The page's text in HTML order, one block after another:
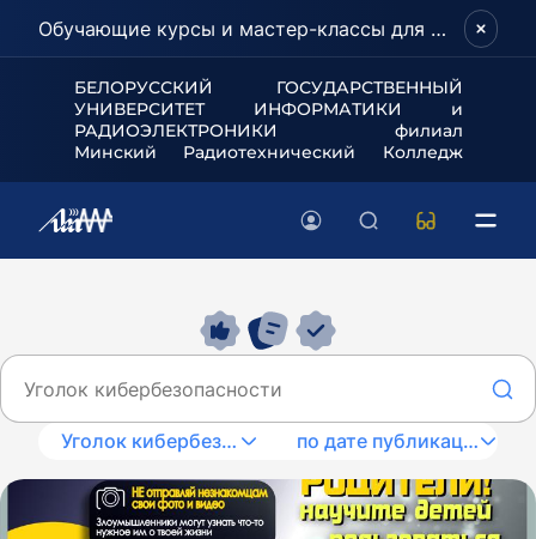
Обучающие курсы и мастер-классы для школьников и абитуриентов!
БЕЛОРУССКИЙ ГОСУДАРСТВЕННЫЙ
УНИВЕРСИТЕТ ИНФОРМАТИКИ и
РАДИОЭЛЕКТРОНИКИ филиал
Минский Радиотехнический Колледж
Уголок кибербезопасностипо дате публикации